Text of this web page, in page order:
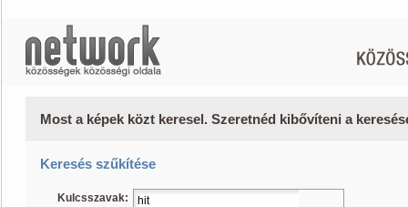
Most a képek közt keresel. Szeretnéd kibővíteni a
Keresés szűkítése
Kulcsszavak: